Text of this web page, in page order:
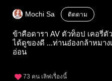
Mochi Sa ติดตาม
ข้าคือดารา AV ตัวท็อป เคอรี่
ได้ดูของดี ...ท่านอ๋องกล้าหมา
อ่อน
73 คน เลิฟเรื่องนี้